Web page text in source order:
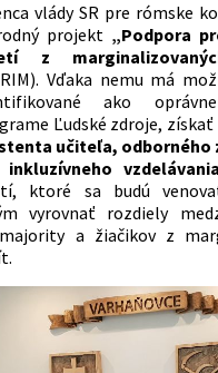
vlády SR pre rómske
projekt „Podpora
z
Vďaka nemu má
ako
Ľudské zdroje,
učiteľa, odborného
ktoré sa budú
vyrovnať rozdiely
a žiačikov z